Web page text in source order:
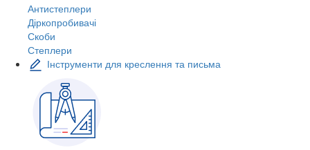
Антистеплери
Діркопробивачі
Скоби
Степлери
Інструменти для креслення та письма